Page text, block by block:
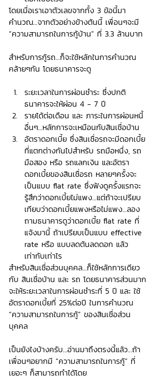
โดยเมื่อเราเอาตัวเลขจากทั้ง 3 ข้อนี้มา
คำนวณ...จากตัวอย่างข้างต้นนี้ เพื่อนๆจะมี
“ความสามารถในการกู้บ้าน” ที่ 3.3 ล้านบาท
สำหรับการกู้รถ...ก็จะใช้หลักในการคำนวณ
คล้ายๆกัน โดยธนาคารจะดู
ระยะเวลาในการผ่อนชำระ ซึ่งปกติ
ธนาคารจะให้ผ่อน 4 - 7 ปี
รายได้ต่อเดือน และ ภาระในการผ่อนหนี้
อื่นๆ...หลักการจะเหมือนกับสินเชื่อบ้าน
อัตราดอกเบี้ย ซึ่งสินเชื่อรถจะมีดอกเบี้ย
ที่แตกต่างกันไปสำหรับ รถมือหนึ่ง, รถ
มือสอง หรือ รถแลกเงิน และอัตรา
ดอกเบี้ยของสินเชื่อรถ หลายๆครั้งจะ
เป็นแบบ flat rate ซึ่งฟังดูครั้งแรกจะ
รู้สึกว่าดอกเบี้ยไม่แพง...แต่ถ้าจะเปรียบ
เทียบว่าดอกเบี้ยแพงหรือไม่แพง...ลอง
ถามธนาคารดูว่าดอกเบี้ย flat rate ที่
แจ้งมานี้ ถ้าเปรียบเป็นแบบ effective
rate หรือ แบบลดต้นลดดอก แล้ว
เท่ากับเท่าไร
สำหรับสินเชื่อส่วนบุคคล...ก็ใช้หลักการเดียว
กับ สินเชื่อบ้าน และ รถ โดยธนาคารส่วนมาก
จะให้ระยะเวลาในการผ่อนชำระที่ 5 ปี และ ใช้
อัตราดอกเบี้ยที่ 25%ต่อปี ในการคำนวณ
“ความสามารถในการกู้” ของสินเชื่อส่วน
บุคคล
เป็นยังไงบ้างครับ...อ่านมาถึงตรงนี้แล้ว...ถ้า
เพื่อนๆอยากมี “ความสามารถในการกู้” ที่
เยอะๆ ก็สามารถทำได้โดย